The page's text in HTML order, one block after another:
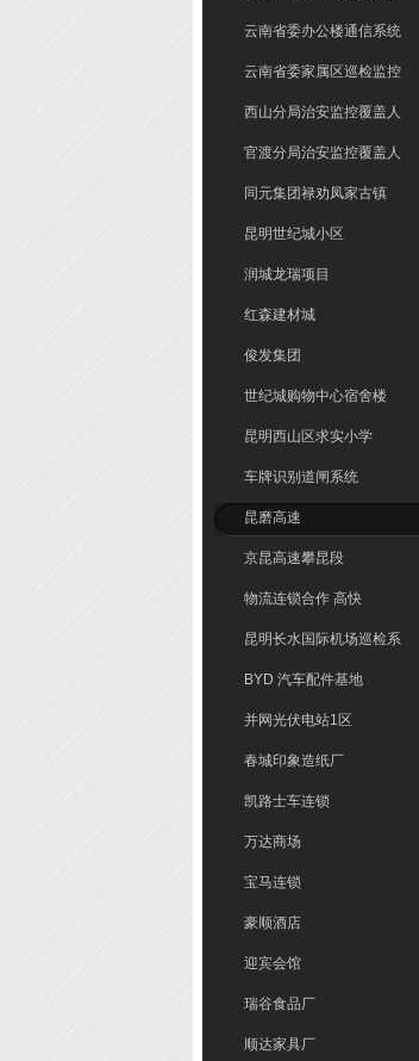
系统
云南省委办公楼通信系统
云南省委家属区巡检监控
系统
西山分局治安监控覆盖人
脸识别
官渡分局治安监控覆盖人
脸识别
同元集团禄劝凤家古镇
昆明世纪城小区
润城龙瑞项目
红森建材城
俊发集团
世纪城购物中心宿舍楼
昆明西山区求实小学
车牌识别道闸系统
昆磨高速
京昆高速攀昆段
物流连锁合作 高快
昆明长水国际机场巡检系
BYD 汽车配件基地
并网光伏电站1区
春城印象造纸厂
凯路士车连锁
万达商场
宝马连锁
豪顺酒店
迎宾会馆
瑞谷食品厂
顺达家具厂